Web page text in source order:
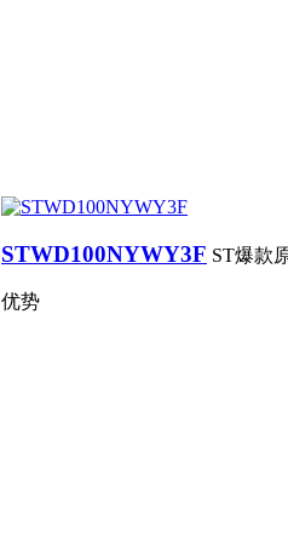
STWD100NYWY3F
优势
ST爆款